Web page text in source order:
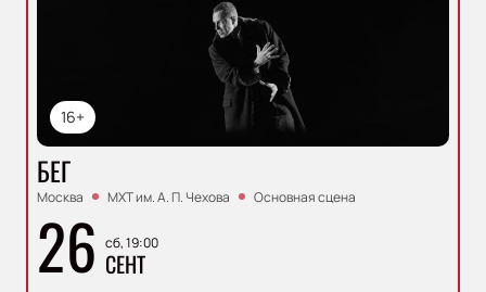
16+
БЕГ
Москва МХТ им. А. П. Чехова Основная сцена
26 сб, 19:00
СЕНТ